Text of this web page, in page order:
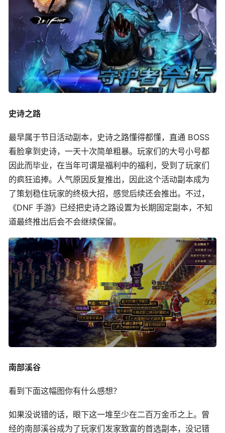
史诗之路
最早属于节日活动副本，史诗之路懂得都懂，直通 BOSS
看脸拿到史诗，一天十次简单粗暴。玩家们的大号小号都
因此而毕业，在当年可谓是福利中的福利，受到了玩家们
的疯狂追捧。人气原因反复推出，因此这个活动副本成为
了策划稳住玩家的终极大招，感觉后续还会推出。不过，
《DNF 手游》已经把史诗之路设置为长期固定副本，不知
道最终推出后会不会继续保留。
南部溪谷
看到下面这幅图你有什么感想？
如果没说错的话，眼下这一堆至少在二百万金币之上。曾
经的南部溪谷成为了玩家们发家致富的首选副本，没记错